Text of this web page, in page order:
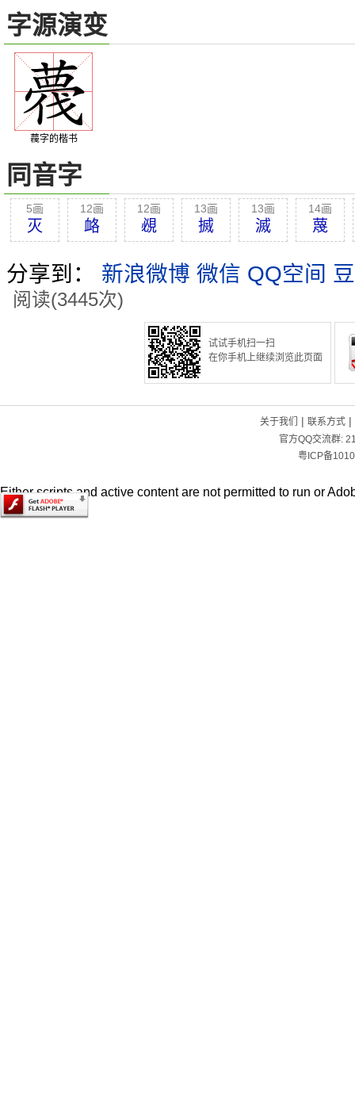
字源演变
薎字的楷书
同音字
5画
灭
12画
衉
12画
覕
13画
搣
13画
滅
14画
蔑
分享到： 新浪微博 微信 QQ空间
阅读(3445次)
试试手机扫一扫
在你手机上继续浏览此页面
关于我们 | 联系方式|
官方QQ交流群:
粤ICP备
Either scripts and active content are not permitted to run or